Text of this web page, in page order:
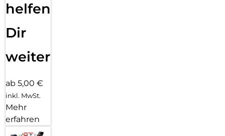
helfen
Dir
weiter
ab 5,00 €
inkl. MwSt.
Mehr
erfahren